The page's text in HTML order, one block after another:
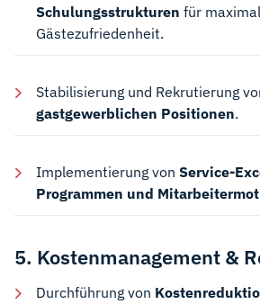
Schulungsstrukturen für
Gästezufriedenheit.
Stabilisierung und Rekrutierung
gastgewerblichen Positionen.
Implementierung von Service-
Programmen und
5. Kostenmanagement &
Durchführung von